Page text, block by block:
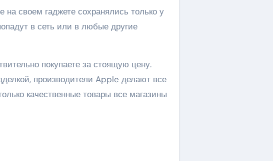
своем гаджете сохранялись только у
в сеть или в любые другие
покупаете за стоящую цену.
производители Apple делают все
качественные товары все магазины